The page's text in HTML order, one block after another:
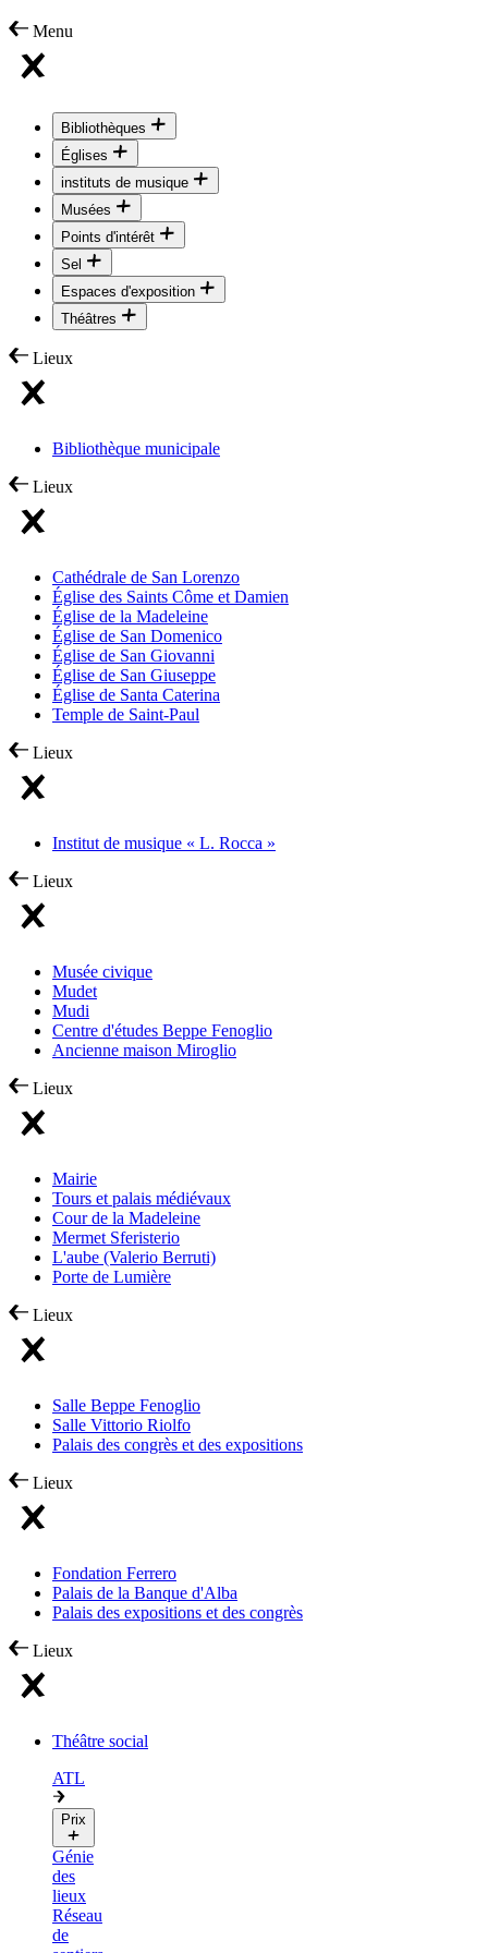
Menu
Bibliothèques
Églises
instituts de musique
Musées
Points d'intérêt
Sel
Espaces d'exposition
Théâtres
Lieux
Bibliothèque municipale
Lieux
Cathédrale de San Lorenzo
Église des Saints Côme et Damien
Église de la Madeleine
Église de San Domenico
Église de San Giovanni
Église de San Giuseppe
Église de Santa Caterina
Temple de Saint-Paul
Lieux
Institut de musique « L. Rocca »
Lieux
Musée civique
Mudet
Mudi
Centre d'études Beppe Fenoglio
Ancienne maison Miroglio
Lieux
Mairie
Tours et palais médiévaux
Cour de la Madeleine
Mermet Sferisterio
L'aube (Valerio Berruti)
Porte de Lumière
Lieux
Salle Beppe Fenoglio
Salle Vittorio Riolfo
Palais des congrès et des expositions
Lieux
Fondation Ferrero
Palais de la Banque d'Alba
Palais des expositions et des congrès
Lieux
Théâtre social
ATL
Prix
Génie
des
lieux
Réseau
de